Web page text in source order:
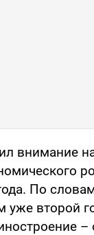
внимание
По
второй
–